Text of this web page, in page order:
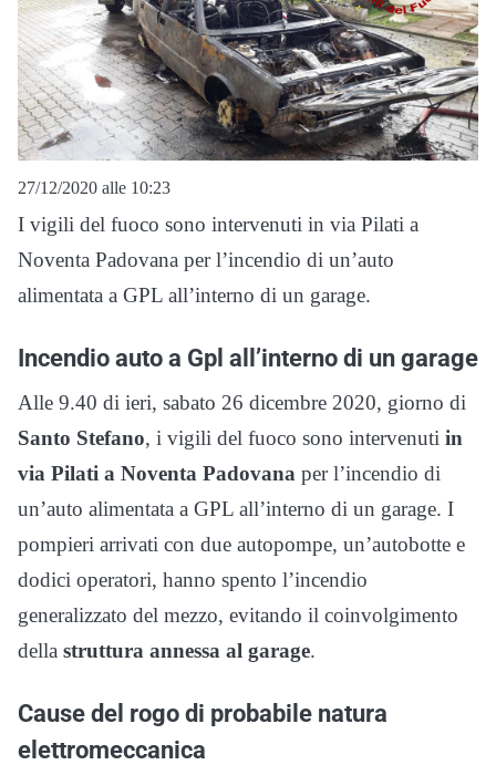
27/12/2020 alle 10:23
I vigili del fuoco sono intervenuti in via Pilati a
Noventa Padovana per l’incendio di un’auto
alimentata a GPL all’interno di un garage.
Incendio auto a Gpl all’interno di un garage
Alle 9.40 di ieri, sabato 26 dicembre 2020, giorno di
Santo Stefano, i vigili del fuoco sono intervenuti in
via Pilati a Noventa Padovana per l’incendio di
un’auto alimentata a GPL all’interno di un garage. I
pompieri arrivati con due autopompe, un’autobotte e
dodici operatori, hanno spento l’incendio
generalizzato del mezzo, evitando il coinvolgimento
della struttura annessa al garage.
Cause del rogo di probabile natura
elettromeccanica